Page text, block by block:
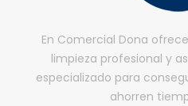
En Comercial Dona
limpieza profesional y
especializado para
ahorren